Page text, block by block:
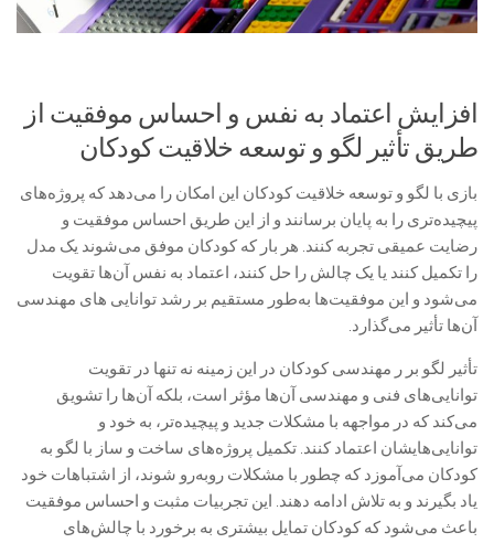
افزایش اعتماد به نفس و احساس موفقیت از
طریق تأثیر لگو و توسعه خلاقیت کودکان
بازی با لگو و توسعه خلاقیت کودکان این امکان را می‌دهد که پروژه‌های
پیچیده‌تری را به پایان برسانند و از این طریق احساس موفقیت و
رضایت عمیقی تجربه کنند. هر بار که کودکان موفق می‌شوند یک مدل
را تکمیل کنند یا یک چالش را حل کنند، اعتماد به نفس آن‌ها تقویت
می‌شود و این موفقیت‌ها به‌طور مستقیم بر رشد توانایی های مهندسی
آن‌ها تأثیر می‌گذارد.
تأثیر لگو بر ر مهندسی کودکان در این زمینه نه تنها در تقویت
توانایی‌های فنی و مهندسی آن‌ها مؤثر است، بلکه آن‌ها را تشویق
می‌کند که در مواجهه با مشکلات جدید و پیچیده‌تر، به خود و
توانایی‌هایشان اعتماد کنند. تکمیل پروژه‌های ساخت و ساز با لگو به
کودکان می‌آموزد که چطور با مشکلات روبه‌رو شوند، از اشتباهات خود
یاد بگیرند و به تلاش ادامه دهند. این تجربیات مثبت و احساس موفقیت
باعث می‌شود که کودکان تمایل بیشتری به برخورد با چالش‌های